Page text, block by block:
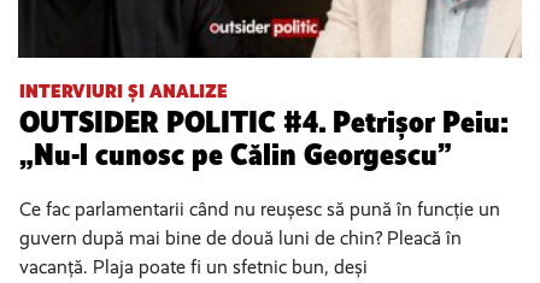
INTERVIURI ȘI ANALIZE
OUTSIDER POLITIC #4. Petrișor Peiu:
„Nu-l cunosc pe Călin Georgescu”
Ce fac parlamentarii când nu reușesc să pună în funcție un
guvern după mai bine de două luni de chin? Pleacă în
vacanță. Plaja poate fi un sfetnic bun, deși